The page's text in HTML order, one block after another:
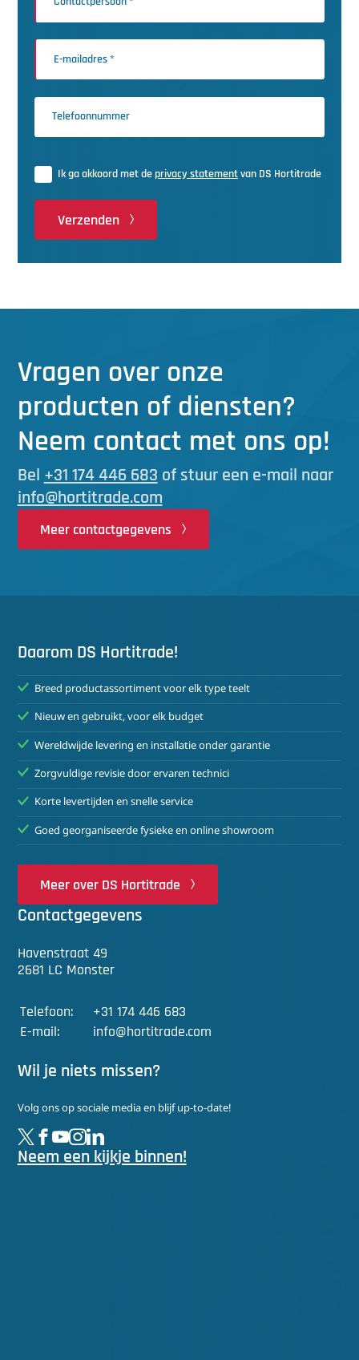
Ik ga akkoord met deprivacy statementvan DS Hortitrade
Verzenden
Vragen over onze
producten of diensten?
Neem contact met ons op!
Bel +31 174 446 683 of stuur een e-mail naar
info@hortitrade.com
Meer contactgegevens
Daarom DS Hortitrade!
Breed productassortiment voor elk type teelt
Nieuw en gebruikt, voor elk budget
Wereldwijde levering en installatie onder garantie
Zorgvuldige revisie door ervaren technici
Korte levertijden en snelle service
Goed georganiseerde fysieke en online showroom
Meer over DS Hortitrade
Contactgegevens
Havenstraat 49
2681 LC Monster
Telefoon:
+31 174 446 683
E-mail:
info@hortitrade.com
Wil je niets missen?
Volg ons op sociale media en blijf up-to-date!
Neem een kijkje binnen!